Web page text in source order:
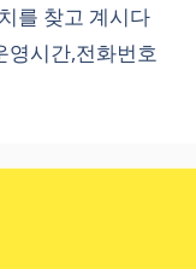
를 찾고 계시다
영시간,전화번호